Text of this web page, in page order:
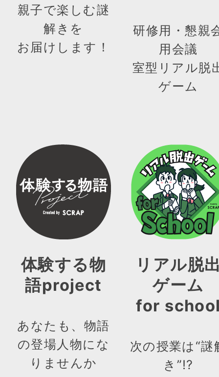
親子で楽しむ謎
解きを
お届けします！
研修用・懇親
用会議
室型リアル脱
ゲーム
体験する物
語project
あなたも、物語
の登場人物にな
りませんか
リアル脱
ゲーム
for
次の授業は“謎
き”!?